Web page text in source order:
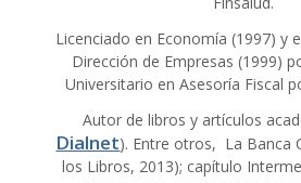
Licenciado en Economía (1997) y
Dirección de Empresas (1999)
Universitario en Asesoría Fiscal
Autor de libros y artículos
Dialnet). Entre otros, La Banca
los Libros, 2013); capítulo